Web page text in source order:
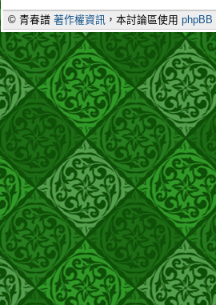
© 青春譜著作權資訊 ，本討論區使用phpBB